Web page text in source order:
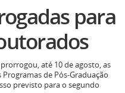
para
até 10 de agosto, as
de Pós-Graduação
previsto para o segundo